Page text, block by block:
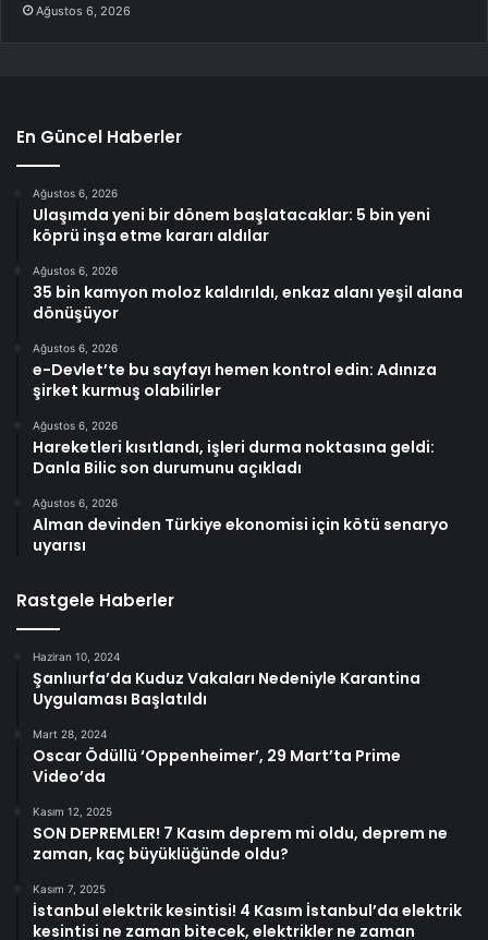
Ağustos 6, 2026
En Güncel Haberler
Ağustos 6, 2026
Ulaşımda yeni bir dönem başlatacaklar: 5 bin yeni
köprü inşa etme kararı aldılar
Ağustos 6, 2026
35 bin kamyon moloz kaldırıldı, enkaz alanı yeşil alana
dönüşüyor
Ağustos 6, 2026
e-Devlet’te bu sayfayı hemen kontrol edin: Adınıza
şirket kurmuş olabilirler
Ağustos 6, 2026
Hareketleri kısıtlandı, işleri durma noktasına geldi:
Danla Bilic son durumunu açıkladı
Ağustos 6, 2026
Alman devinden Türkiye ekonomisi için kötü senaryo
uyarısı
Rastgele Haberler
Haziran 10, 2024
Şanlıurfa’da Kuduz Vakaları Nedeniyle Karantina
Uygulaması Başlatıldı
Mart 28, 2024
Oscar Ödüllü ‘Oppenheimer’, 29 Mart’ta Prime
Video’da
Kasım 12, 2025
SON DEPREMLER! 7 Kasım deprem mi oldu, deprem ne
zaman, kaç büyüklüğünde oldu?
Kasım 7, 2025
İstanbul elektrik kesintisi! 4 Kasım İstanbul’da elektrik
kesintisi ne zaman bitecek, elektrikler ne zaman